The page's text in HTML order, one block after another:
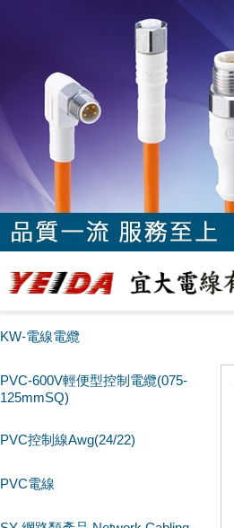
KW-電線電纜
PVC-600V輕便型控制電纜(075-
125mmSQ)
PVC控制線Awg(24/22)
PVC電線